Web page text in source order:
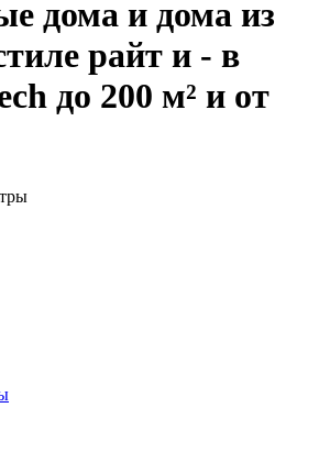
дома и дома из
райт и - в
до 200 м² и от